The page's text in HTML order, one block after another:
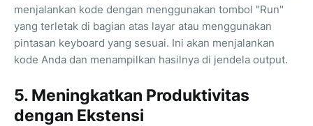
menjalankan kode dengan menggunakan tombol "Run"
yang terletak di bagian atas layar atau menggunakan
pintasan keyboard yang sesuai. Ini akan menjalankan
kode Anda dan menampilkan hasilnya di jendela output.
5. Meningkatkan Produktivitas
dengan Ekstensi